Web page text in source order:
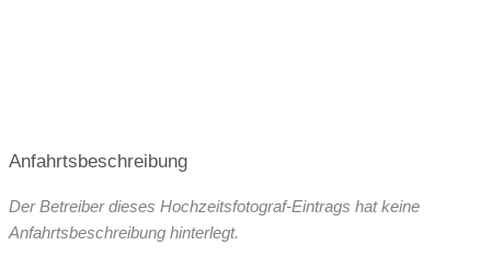
Anfahrtsbeschreibung
Der Betreiber dieses Hochzeitsfotograf-Eintrags hat keine
Anfahrtsbeschreibung hinterlegt.